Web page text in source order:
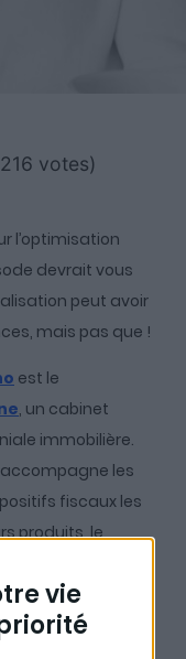
vie
votes)
l’optimisation
devrait vous
peut avoir
mais pas que !
est le
, un cabinet
immobilière.
les
fiscaux les
produits, le
de
le